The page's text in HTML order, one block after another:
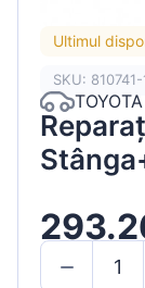
Ultimul
SKU: